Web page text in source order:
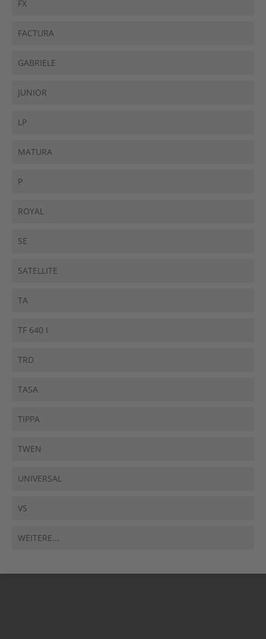
FX
FACTURA
GABRIELE
JUNIOR
LP
MATURA
P
ROYAL
SE
SATELLITE
TA
TF 640 I
TRD
TASA
TIPPA
TWEN
UNIVERSAL
VS
WEITERE...